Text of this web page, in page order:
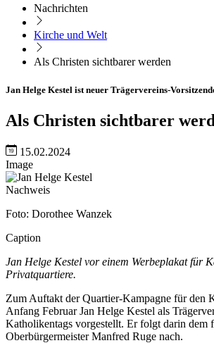
Nachrichten
Kirche und Welt
Als Christen sichtbarer werden
Jan Helge Kestel ist neuer Trägervereins-
Als Christen sichtbarer
15.02.2024
Image
Nachweis
Foto: Dorothee Wanzek
Caption
Jan Helge Kestel vor einem Werbeplakat für
Privatquartiere.
Zum Auftakt der Quartier-Kampagne für den
Anfang Februar Jan Helge Kestel als
Katholikentags vorgestellt. Er folgt darin dem
Oberbürgermeister Manfred Ruge nach.